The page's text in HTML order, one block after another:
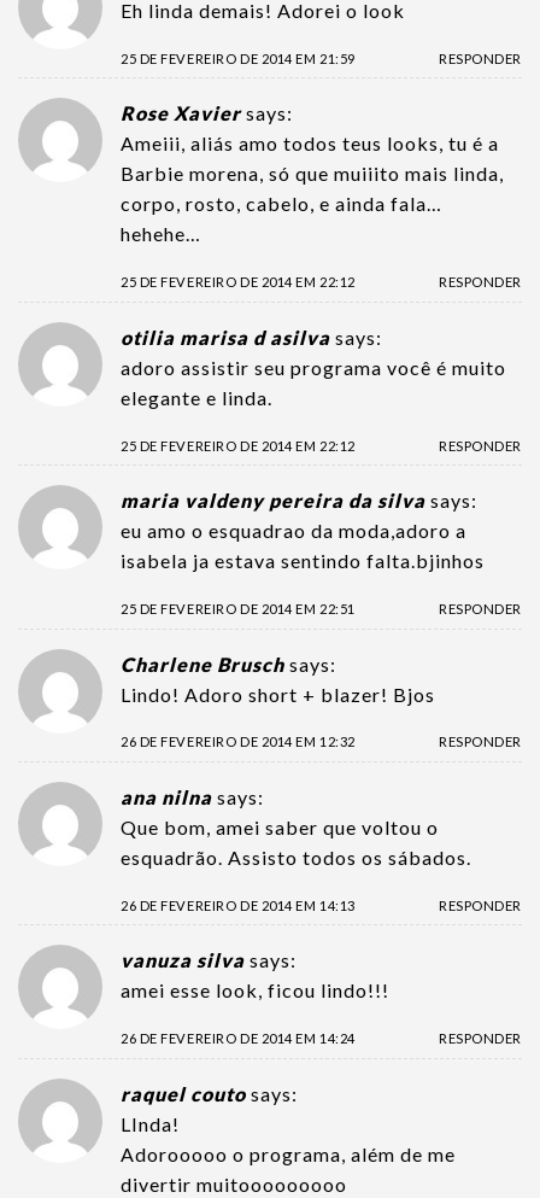
Eh linda demais! Adorei o look
25 DE FEVEREIRO DE 2014 EM 21:59 RESPONDER
Rose Xavier says:
Ameiii, aliás amo todos teus looks, tu é a
Barbie morena, só que muiiito mais linda,
corpo, rosto, cabelo, e ainda fala…
hehehe…
25 DE FEVEREIRO DE 2014 EM 22:12 RESPONDER
otilia marisa d asilva says:
adoro assistir seu programa você é muito
elegante e linda.
25 DE FEVEREIRO DE 2014 EM 22:12 RESPONDER
maria valdeny pereira da silva says:
eu amo o esquadrao da moda,adoro a
isabela ja estava sentindo falta.bjinhos
25 DE FEVEREIRO DE 2014 EM 22:51 RESPONDER
Charlene Brusch says:
Lindo! Adoro short + blazer! Bjos
26 DE FEVEREIRO DE 2014 EM 12:32 RESPONDER
ana nilna says:
Que bom, amei saber que voltou o
esquadrão. Assisto todos os sábados.
26 DE FEVEREIRO DE 2014 EM 14:13 RESPONDER
vanuza silva says:
amei esse look, ficou lindo!!!
26 DE FEVEREIRO DE 2014 EM 14:24 RESPONDER
raquel couto says:
LInda!
Adorooooo o programa, além de me
divertir muitooooooooo